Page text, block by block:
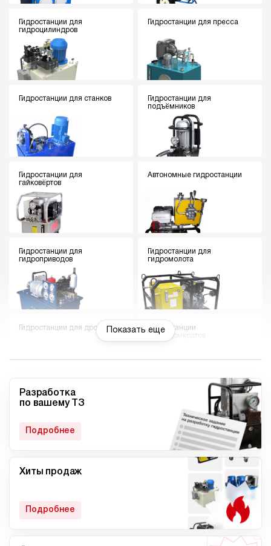
Гидростанции для
гидроцилиндров
Гидростанции для пресса
Гидростанции для станков
Гидростанции для
подъёмников
Гидростанции для
гайковёртов
Автономные гидростанции
Гидростанции для
гидроприводов
Гидростанции для
гидромолота
Гидростанции для дровокола
Гидростанции
гидродомкратов
Гидростанции для токарного
Мини гидростанции
Компактные гидростанции
Показать еще
Разработка
по вашему ТЗ
Подробнее
Хиты продаж
Подробнее